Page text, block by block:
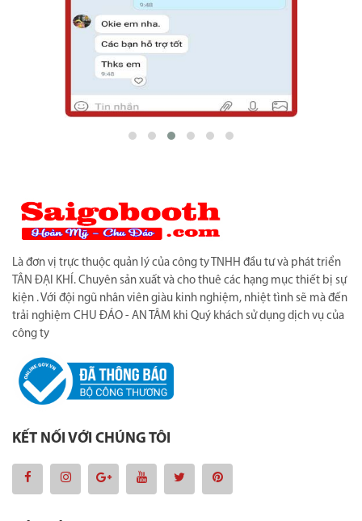
Là đơn vị trực thuộc quản lý của công ty TNHH đầu tư và phát triển
TÂN ĐẠI KHÍ. Chuyên sản xuất và cho thuê các hạng mục thiết bị sự
kiện . Với đội ngũ nhân viên giàu kinh nghiệm, nhiệt tình sẽ mà đến
trải nghiệm CHU ĐÁO - AN TÂM khi Quý khách sử dụng dịch vụ của
công ty
KẾT NỐI VỚI CHÚNG TÔI